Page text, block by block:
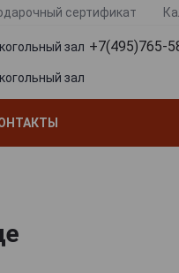
сертификат
зал +7(495)765-
зал